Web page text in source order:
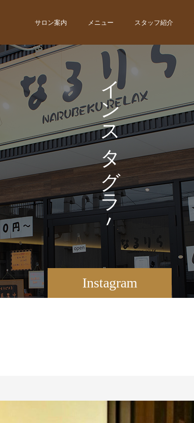
サロン案内 メニュー スタッフ紹介
Instagram
イ
ン
ス
タ
グ
ラ
ム